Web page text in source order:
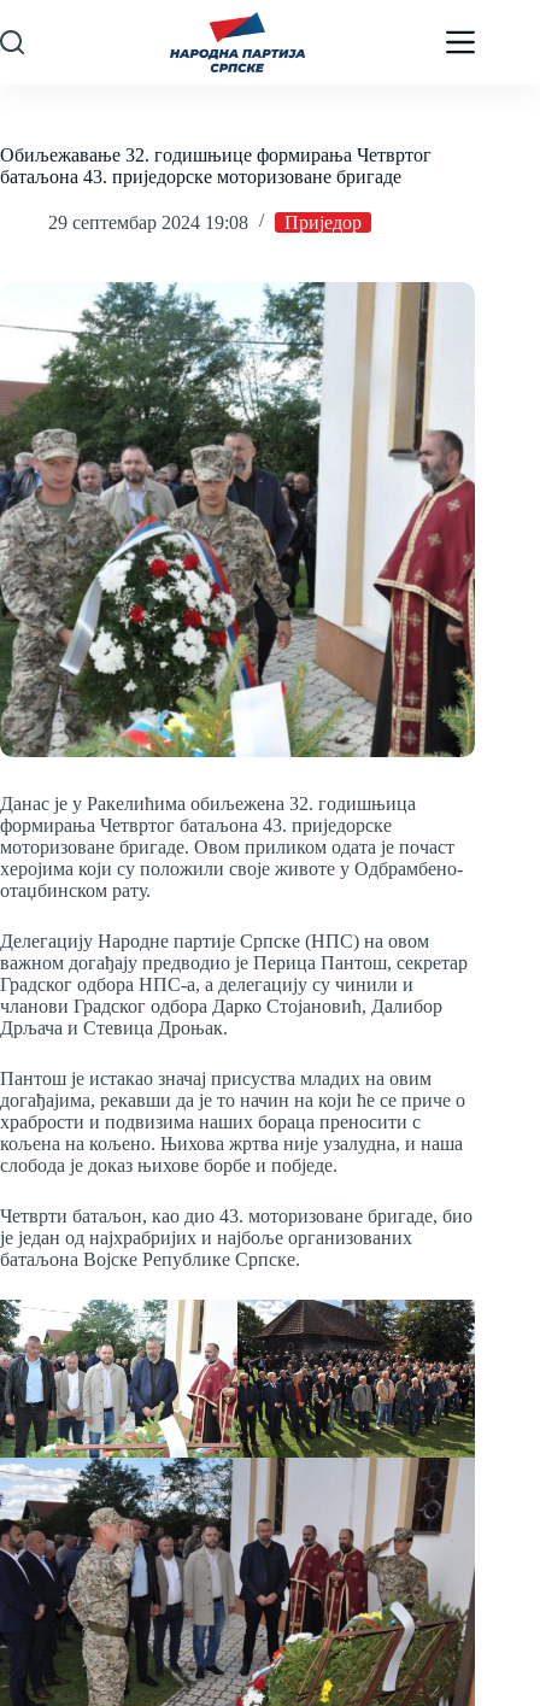
to
content
Обиљежавање 32. годишњице формирања Четвртог
батаљона 43. приједорске моторизоване бригаде
29 септембар 2024 19:08 Приједор
Данас је у Ракелићима обиљежена 32. годишњица
формирања Четвртог батаљона 43. приједорске
моторизоване бригаде. Овом приликом одата је почаст
херојима који су положили своје животе у Одбрамбено-
отаџбинском рату.
Делегацију Народне партије Српске (НПС) на овом
важном догађају предводио је Перица Пантош, секретар
Градског одбора НПС-а, а делегацију су чинили и
чланови Градског одбора Дарко Стојановић, Далибор
Дрљача и Стевица Дроњак.
Пантош је истакао значај присуства младих на овим
догађајима, рекавши да је то начин на који ће се приче о
храбрости и подвизима наших бораца преносити с
кољена на кољено. Њихова жртва није узалудна, и наша
слобода је доказ њихове борбе и побједе.
Четврти батаљон, као дио 43. моторизоване бригаде, био
је један од најхрабријих и најбоље организованих
батаљона Војске Републике Српске.